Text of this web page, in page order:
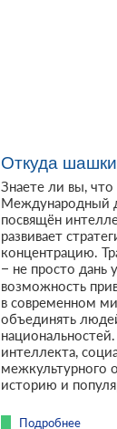
Откуда
Знаете ли вы, что
Международный
посвящён
развивает
концентрацию.
– не просто дань
возможность
в современном
объединять
интеллекта,
историю и
Подробнее